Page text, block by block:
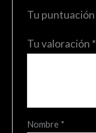
Tu puntuación
Tu valoración *
Nombre *